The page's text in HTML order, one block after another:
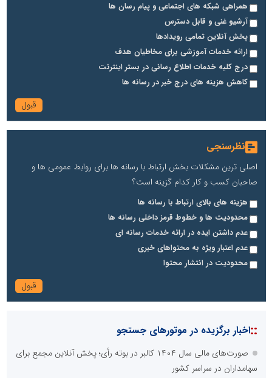
همراهی شبکه های اجتماعی و پیام رسان ها
آرشیو غنی و قابل دسترس
پخش آنلاین تمامی رویدادها
ارائه خدمات آموزشی برای مخاطیان هدف
درج کلیه خدمات اطلاع رسانی در بستر اینترنت
کاهش هزینه های درج خبر در رسانه ها
نظرسنجی
اصلی ترین مشکلات بخش ارتباط با رسانه ها برای روابط عمومی ها و
صاحبان کسب و کار کدام گزینه است؟
هزینه های بالای ارتباط با رسانه ها
محدودیت ها و خطوط قرمز داخلی رسانه ها
عدم داشتن ایده در ارائه خدمات رسانه ای
عدم اعتبار ویژه به محتواهای خبری
محدودیت در انتشار محتوا
::اخبار برگزیده در موتورهای جستجو
صورت‌های مالی سال ۱۴۰۴ کالبر در بوته رأی؛ پخش آنلاین مجمع برای
سهامداران در سراسر کشور